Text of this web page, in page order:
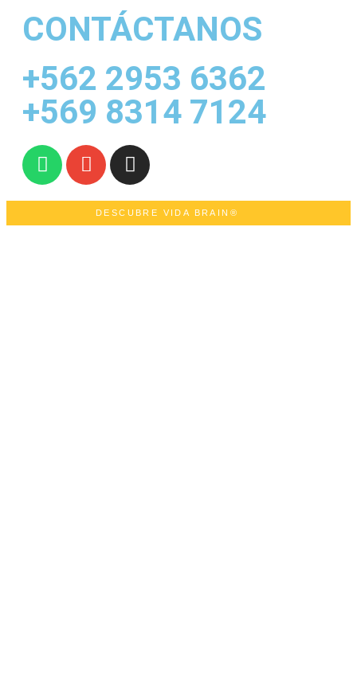
CONTÁCTANOS
+562 2953 6362
+569 8314 7124
DESCUBRE VIDA BRAIN®